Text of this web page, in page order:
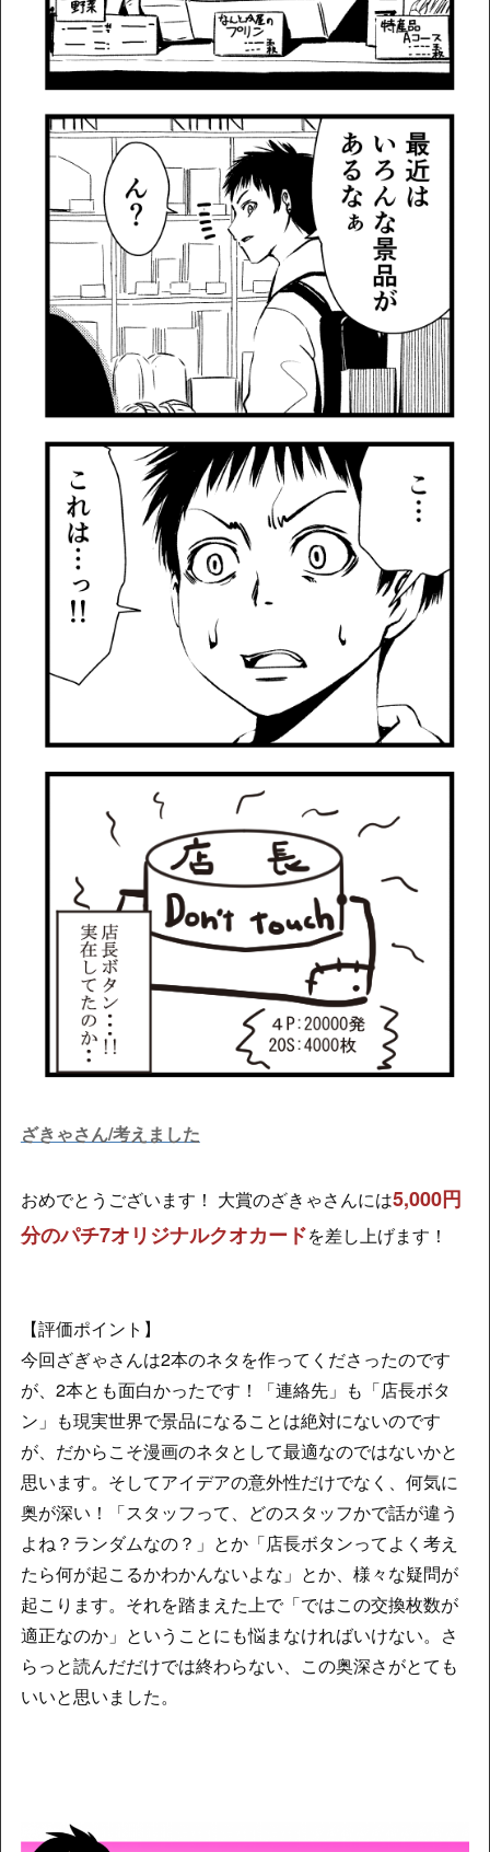
ざきゃさん/考えました
おめでとうございます！ 大賞のざきゃさんには5,000円
分のパチ7オリジナルクオカードを差し上げます！
【評価ポイント】
今回ざぎゃさんは2本のネタを作ってくださったのです
が、2本とも面白かったです！「連絡先」も「店長ボタ
ン」も現実世界で景品になることは絶対にないのです
が、だからこそ漫画のネタとして最適なのではないかと
思います。そしてアイデアの意外性だけでなく、何気に
奥が深い！「スタッフって、どのスタッフかで話が違う
よね？ランダムなの？」とか「店長ボタンってよく考え
たら何が起こるかわかんないよな」とか、様々な疑問が
起こります。それを踏まえた上で「ではこの交換枚数が
適正なのか」ということにも悩まなければいけない。さ
らっと読んだだけでは終わらない、この奥深さがとても
いいと思いました。